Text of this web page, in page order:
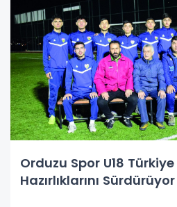
Orduzu Spor U18
Hazırlıklarını Sürdürüyor